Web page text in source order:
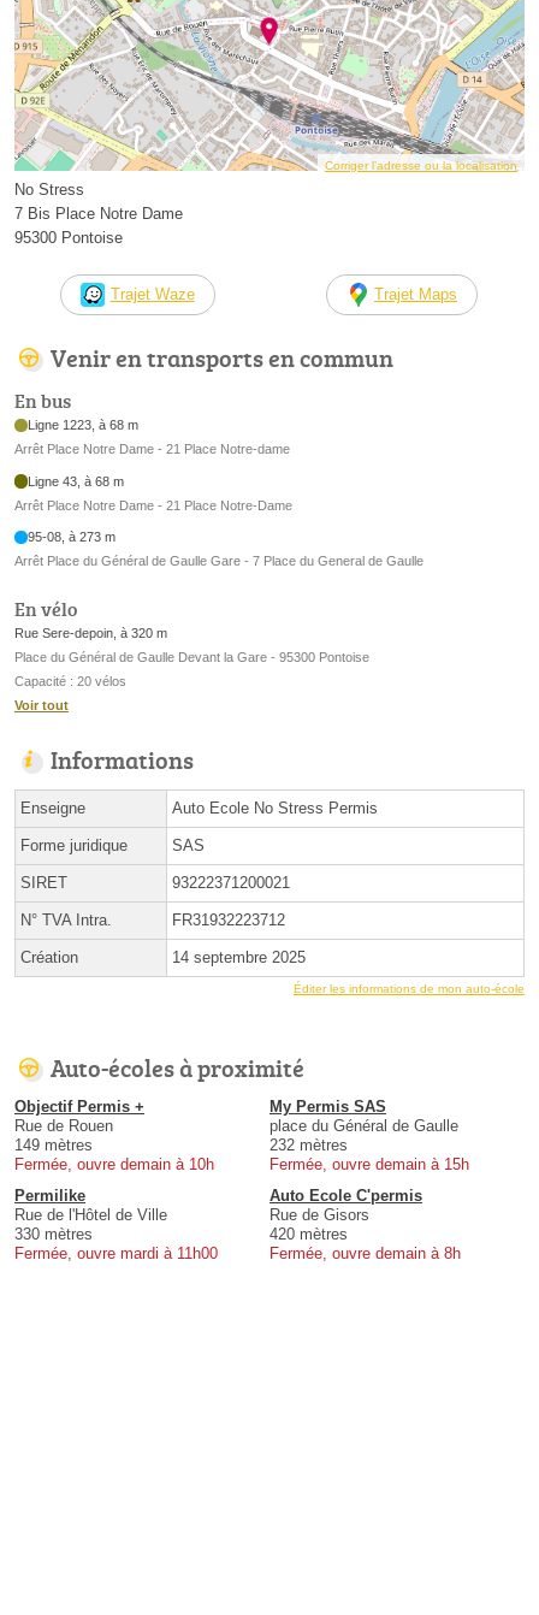
Corriger l’adresse ou la localisation
No Stress
7 Bis Place Notre Dame
95300 Pontoise
Trajet Waze Trajet Maps
Venir en transports en commun
En bus
Ligne 1223, à 68 m
Arrêt Place Notre Dame - 21 Place Notre-dame
Ligne 43, à 68 m
Arrêt Place Notre Dame - 21 Place Notre-Dame
95-08, à 273 m
Arrêt Place du Général de Gaulle Gare - 7 Place du General de Gaulle
En vélo
Rue Sere-depoin, à 320 m
Place du Général de Gaulle Devant la Gare - 95300 Pontoise
Capacité : 20 vélos
Voir tout
Informations
Enseigne Auto Ecole No Stress Permis
Forme juridique SAS
SIRET 93222371200021
N° TVA Intra. FR31932223712
Création 14 septembre 2025
Éditer les informations de mon auto-école
Auto-écoles à proximité
Objectif Permis +
Rue de Rouen
149 mètres
Fermée, ouvre demain à 10h
My Permis SAS
place du Général de Gaulle
232 mètres
Fermée, ouvre demain à 15h
Permilike
Rue de l'Hôtel de Ville
330 mètres
Fermée, ouvre mardi à 11h00
Auto Ecole C'permis
Rue de Gisors
420 mètres
Fermée, ouvre demain à 8h